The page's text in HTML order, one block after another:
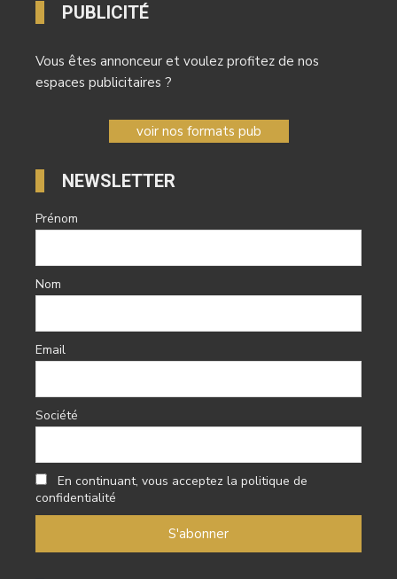
PUBLICITÉ
Vous êtes annonceur et voulez profitez de nos
espaces publicitaires ?
voir nos formats pub
NEWSLETTER
Prénom
Nom
Email
Société
En continuant, vous acceptez la politique de
confidentialité